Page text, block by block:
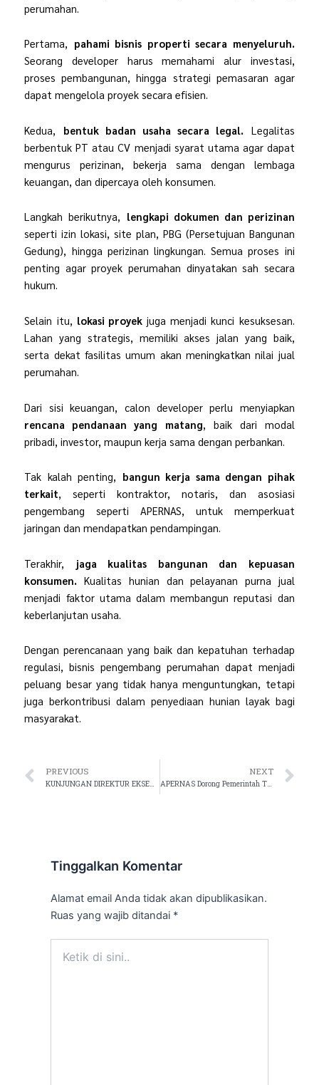
perumahan.
Pertama, pahami bisnis properti secara menyeluruh.
Seorang developer harus memahami alur investasi,
proses pembangunan, hingga strategi pemasaran agar
dapat mengelola proyek secara efisien.
Kedua, bentuk badan usaha secara legal. Legalitas
berbentuk PT atau CV menjadi syarat utama agar dapat
mengurus perizinan, bekerja sama dengan lembaga
keuangan, dan dipercaya oleh konsumen.
Langkah berikutnya, lengkapi dokumen dan perizinan
seperti izin lokasi, site plan, PBG (Persetujuan Bangunan
Gedung), hingga perizinan lingkungan. Semua proses ini
penting agar proyek perumahan dinyatakan sah secara
hukum.
Selain itu, lokasi proyekjuga menjadi kunci kesuksesan.
Lahan yang strategis, memiliki akses jalan yang baik,
serta dekat fasilitas umum akan meningkatkan nilai jual
perumahan.
Dari sisi keuangan, calon developer perlu menyiapkan
rencana pendanaan yang matang , baik dari modal
pribadi, investor, maupun kerja sama dengan perbankan.
Tak kalah penting, bangun kerja sama dengan pihak
terkait, seperti kontraktor, notaris, dan asosiasi
pengembang seperti APERNAS, untuk memperkuat
jaringan dan mendapatkan pendampingan.
Terakhir, jaga kualitas bangunan dan kepuasan
konsumen. Kualitas hunian dan pelayanan purna jual
menjadi faktor utama dalam membangun reputasi dan
keberlanjutan usaha.
Dengan perencanaan yang baik dan kepatuhan terhadap
regulasi, bisnis pengembang perumahan dapat menjadi
peluang besar yang tidak hanya menguntungkan, tetapi
juga berkontribusi dalam penyediaan hunian layak bagi
masyarakat.
Prev
PREVIOUS NEXT
APERNAS Dorong Pemerintah Tinjau Ulang Aturan LSD Guna Mendukung Program Nasional Tiga Juta Rumah
Tinggalkan Komentar
Alamat email Anda tidak akan dipublikasikan.
Ruas yang wajib ditandai *